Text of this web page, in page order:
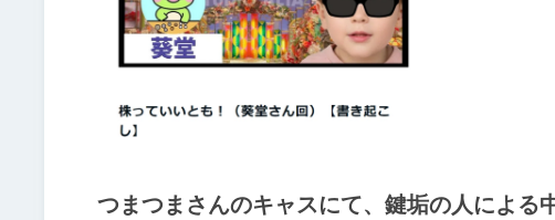
つまつまさんのキャスにて、鍵垢の人による